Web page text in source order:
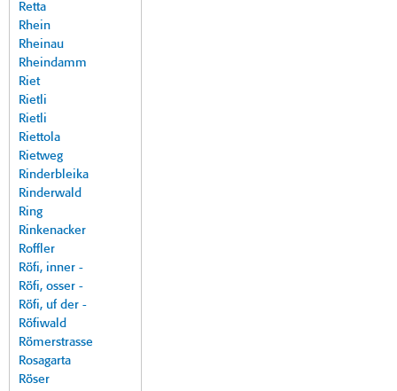
Retta
Rhein
Rheinau
Rheindamm
Riet
Rietli
Rietli
Riettola
Rietweg
Rinderbleika
Rinderwald
Ring
Rinkenacker
Roffler
Röfi, inner -
Röfi, osser -
Röfi, uf der -
Röfiwald
Römerstrasse
Rosagarta
Röser